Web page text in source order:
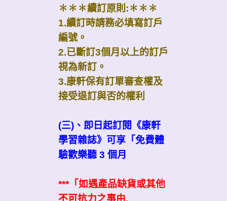
✽✽✽續訂原則:✽✽✽
1.續訂時請務必填寫訂戶
編號。
2.已斷訂3個月以上的訂戶
視為新訂。
3.康軒保有訂單審查權及
接受退訂與否的權利
(三)、即日起訂閱《康軒
學習雜誌》可享「免費體
驗歡樂聽 3 個月
***「如遇產品缺貨或其他
不可抗力之事由,